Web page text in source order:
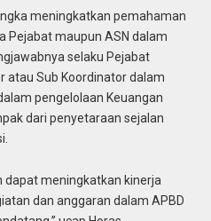
meningkatkan pemahaman
Pejabat maupun ASN dalam
selaku Pejabat
atau Sub Koordinator dalam
pengelolaan Keuangan
dari penyetaraan sejalan
dapat meningkatkan kinerja
dan anggaran dalam APBD